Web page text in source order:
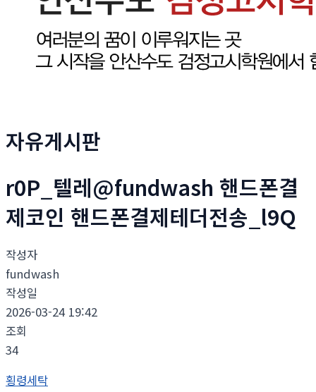
자유게시판
r0P_텔레@fundwash 핸드폰결
제코인 핸드폰결제테더전송_l9Q
작성자
fundwash
작성일
2026-03-24 19:42
조회
34
횡령세탁